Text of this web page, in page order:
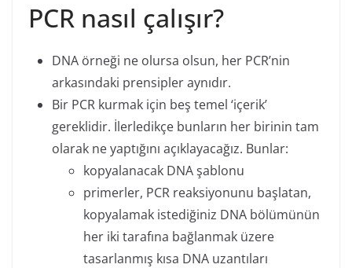
PCR nasıl çalışır?
DNA örneği ne olursa olsun, her PCR’nin
arkasındaki prensipler aynıdır.
Bir PCR kurmak için beş temel ‘içerik’
gereklidir. İlerledikçe bunların her birinin tam
olarak ne yaptığını açıklayacağız. Bunlar:
kopyalanacak DNA şablonu
primerler, PCR reaksiyonunu başlatan,
kopyalamak istediğiniz DNA bölümünün
her iki tarafına bağlanmak üzere
tasarlanmış kısa DNA uzantıları